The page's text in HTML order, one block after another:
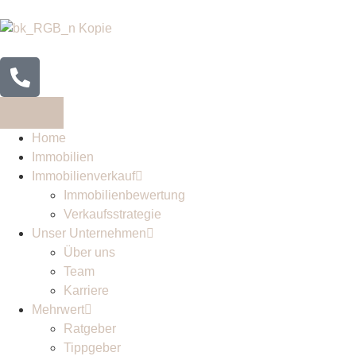
Home
Immobilien
Immobilienverkauf
Immobilienbewertung
Verkaufsstrategie
Unser Unternehmen
Über uns
Team
Karriere
Mehrwert
Ratgeber
Tippgeber